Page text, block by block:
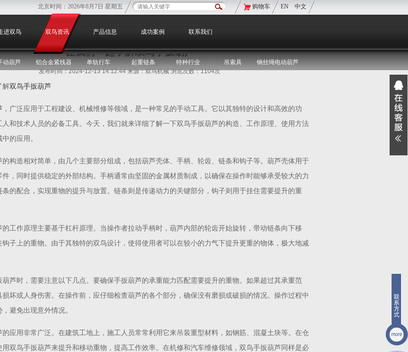
北京时间： 2026年8月7日 星期五 购物车 EN 中文
进双鸟 双鸟资讯 产品信息 成功案例 联系我们
动葫芦 铝合金紧线器 单轨行车 起重链条 特种行业 吊索具 钢丝绳电动葫芦
您现在的位置：双鸟首页>双鸟资讯>媒体聚焦
让我们一起了解双鸟手扳葫芦
发布时间：2024-12-13 14:12:44 来源：双鸟机械 浏览次数：1104次
解双鸟手扳葫芦
，广泛应用于工程建设、机械维修等领域，是一种常见的手动工具。它以其独特的设计和高效的功
人和技术人员的必备工具。今天，我们就来详细了解一下双鸟手扳葫芦的构造、工作原理、使用方法
的应用。
的构造相对简单，由几个主要部分组成，包括葫芦壳体、手柄、轮齿、链条和钩子等。葫芦壳体用于
，同时提供稳定的外部结构。手柄通常由坚固的金属材质制成，以确保在操作时能够承受较大的力
条的配合，实现重物的提升与放置。链条则是传递动力的关键部分，钩子则用于挂住需要提升的重
的工作原理主要基于杠杆原理。当操作者拉动手柄时，葫芦内部的轮齿开始旋转，带动链条向下移
钩子上的重物。由于其独特的双鸟设计，使得使用者可以在较小的力气下提升更重的物体，极大地减
葫芦时，需要注意以下几点。要确保手扳葫芦的承重能力匹配需要提升的重物。如果超过其承重范
损坏或人身伤害。在操作前，应仔细检查葫芦的各个部分，确保没有磨损或破损的情况。操作过程中
避免出现意外情况。
的应用非常广泛。在建筑工地上，施工人员常常利用它来吊装重型材料，如钢筋、混凝土块等。在仓
用双鸟手扳葫芦来提升和移动重物，提高工作效率。在机修和汽车维修领域，双鸟手扳葫芦同样是必